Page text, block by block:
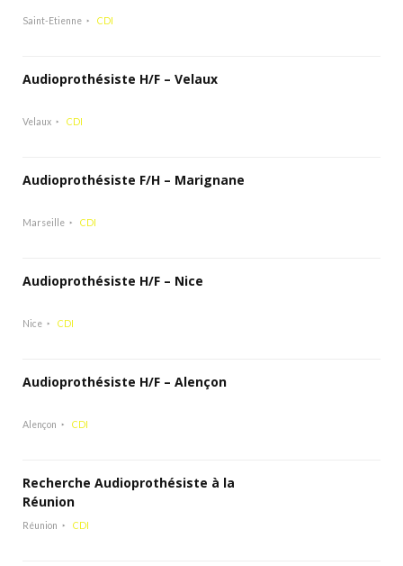
Saint-Etienne CDI
Audioprothésiste H/F – Velaux
Velaux CDI
Audioprothésiste F/H – Marignane
Marseille CDI
Audioprothésiste H/F – Nice
Nice CDI
Audioprothésiste H/F – Alençon
Alençon CDI
Recherche Audioprothésiste à la
Réunion
Réunion CDI